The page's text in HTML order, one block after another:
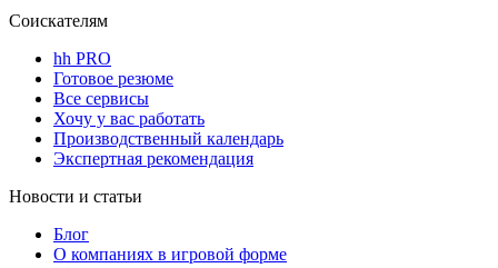
Соискателям
hh PRO
Готовое резюме
Все сервисы
Хочу у вас работать
Производственный календарь
Экспертная рекомендация
Новости и статьи
Блог
О компаниях в игровой форме